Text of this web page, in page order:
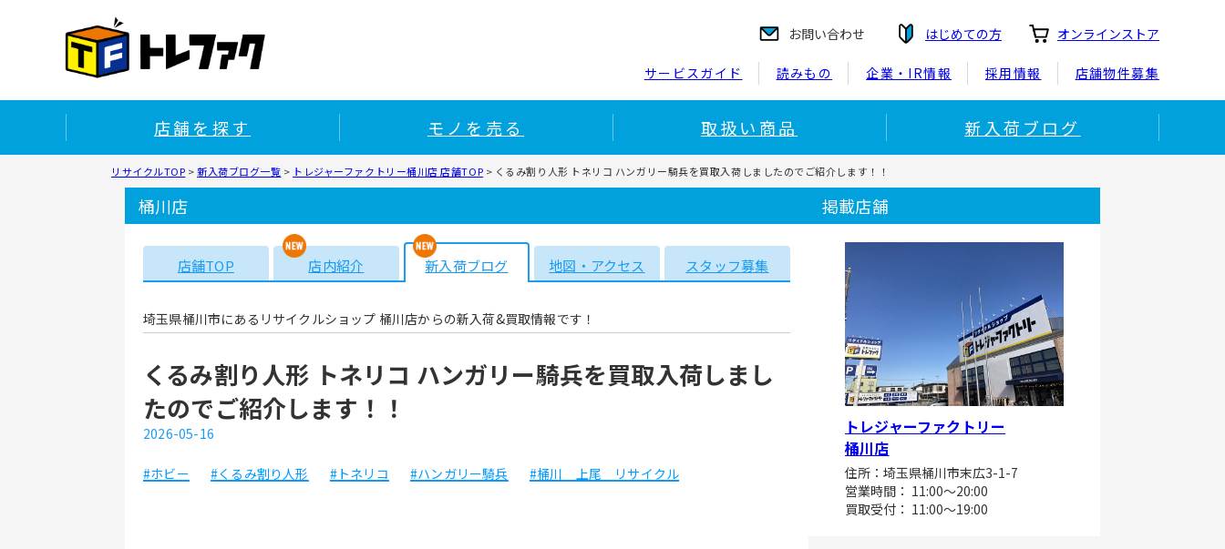
お問い合わせ はじめての方 オンラインストア
サービスガイド 読みもの 企業・IR情報 採用情報 店舗物件募集
店舗を探す モノを売る 取扱い商品 新入荷ブログ
リサイクルTOP >新入荷ブログ一覧 > トレジャーファクトリー桶川店 店舗TOP > くるみ割り人形 トネリコ ハンガリー騎兵を買取入荷しましたのでご紹介します！！
桶川店
店舗TOP 店内紹介 新入荷ブログ 地図・アクセス スタッフ募集
埼玉県桶川市にあるリサイクルショップ 桶川店からの新入荷&買取情報です！
くるみ割り人形 トネリコ ハンガリー騎兵を買取入荷しまし
たのでご紹介します！！
2026-05-16
#ホビー #くるみ割り人形 #トネリコ #ハンガリー騎兵 #桶川 上尾 リサイクル
掲載店舗
トレジャーファクトリー
桶川店
住所：埼玉県桶川市末広3-1-7
営業時間： 11:00～20:00
買取受付： 11:00～19:00